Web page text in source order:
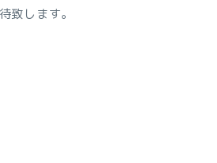
致します。